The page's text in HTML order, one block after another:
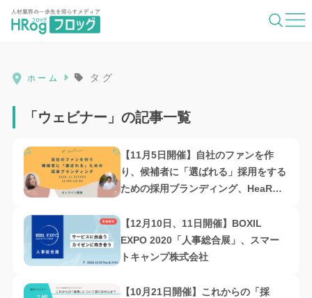
HRog | 人材業界の一歩先を照らすメディ
ホーム タグ
「ウェビナー」の記事一覧
【11月5日開催】自社のファンを作
り、候補者に「選ばれる」採用をする
ための採用ブランディング、HeaR株
【12月10日、11日開催】BOXIL
EXPO 2020「人事総合展」、スマー
トキャンプ株式会社
【10月21日開催】これからの「採